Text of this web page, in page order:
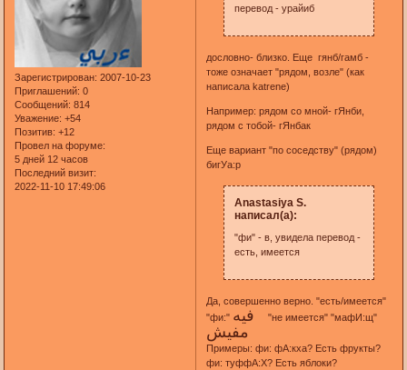
Зарегистрирован: 2007-10-23
Приглашений: 0
Сообщений: 814
Уважение: +54
Позитив: +12
Провел на форуме:
5 дней 12 часов
Последний визит:
2022-11-10 17:49:06
перевод - урайиб
дословно- близко. Еще гянб/гамб -
тоже означает "рядом, возле" (как
написала katrene)
Например: рядом со мной- гЯнби,
рядом с тобой- гЯнбак
Еще вариант "по соседству" (рядом)
бигУа:р
Anastasiya S.
написал(а):
"фи" - в, увидела перевод -
есть, имеется
Да, совершенно верно. "есть/имеется"
"фи:"
"не имеется" "мафИ:щ"
مفيش
Примеры: фи: фА:кха? Есть фрукты?
фи: туффА:Х? Есть яблоки?